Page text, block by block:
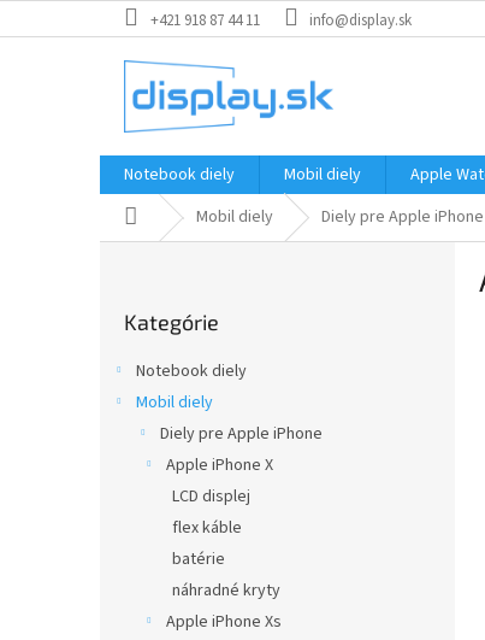
na
+421 918 87 44 11 info@display.sk
Notebook diely Mobil diely Apple
DomovMobil diely Diely pre Apple iPhone
kategórie
Kategórie
Notebook diely
Mobil diely
Diely pre Apple iPhone
Apple iPhone X
LCD displej
flex káble
batérie
náhradné kryty
Apple iPhone Xs